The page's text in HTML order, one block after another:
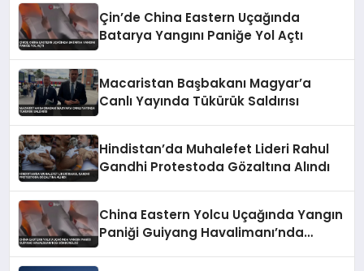
Çin’de China Eastern Uçağında
Batarya Yangını Paniğe Yol Açtı
Macaristan Başbakanı Magyar’a
Canlı Yayında Tükürük Saldırısı
Hindistan’da Muhalefet Lideri Rahul
Gandhi Protestoda Gözaltına Alındı
China Eastern Yolcu Uçağında Yangın
Paniği Guiyang Havalimanı’nda